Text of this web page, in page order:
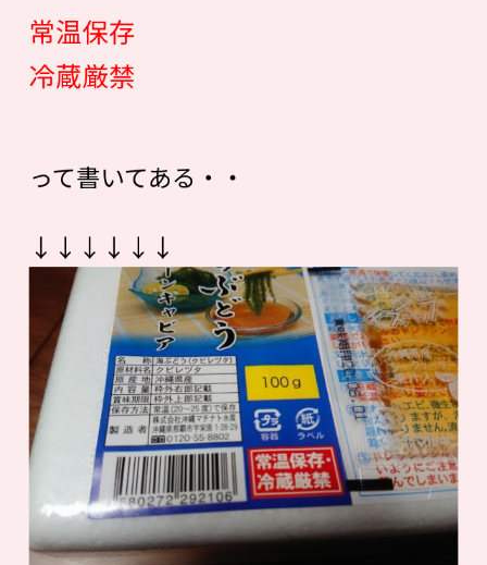
常温保存
冷蔵厳禁
って書いてある・・
↓↓↓↓↓↓